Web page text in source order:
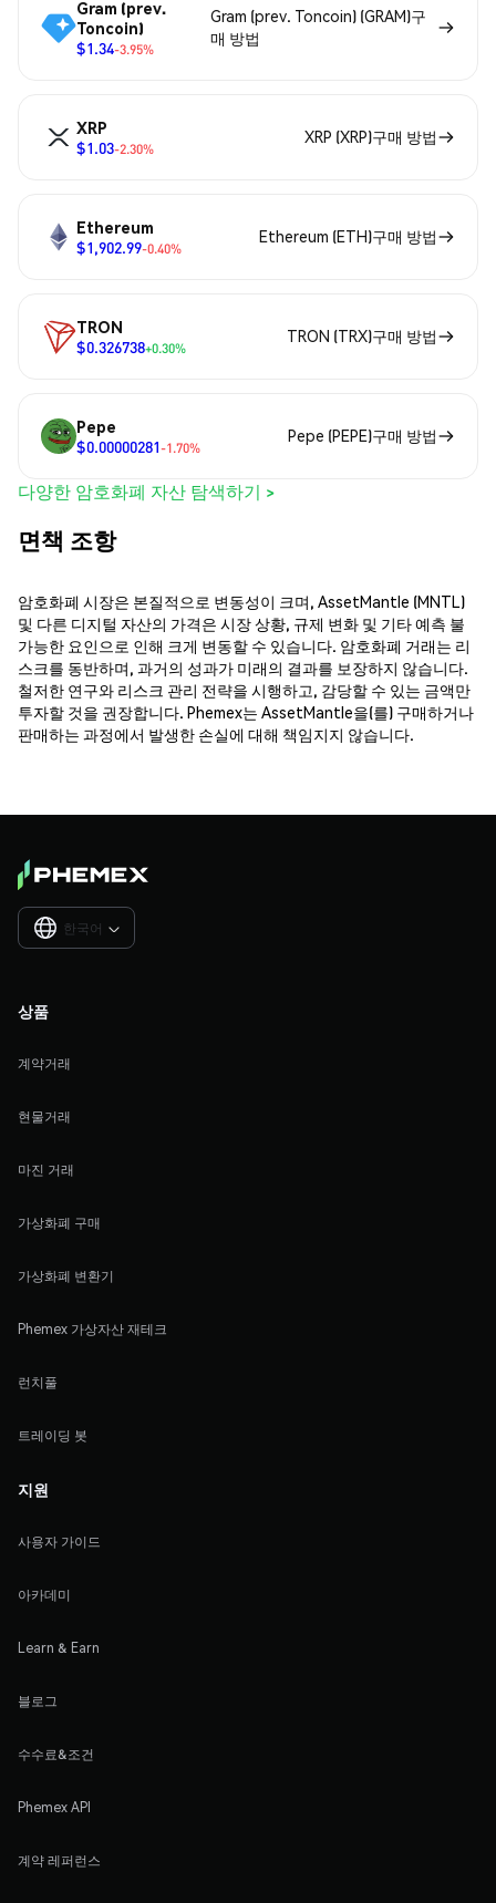
Gram (prev.
Toncoin)
$1.34-3.95%
Gram (prev. Toncoin) (GRAM)구
매 방법
XRP
$1.03-2.30%
XRP (XRP)구매 방법
Ethereum
$1,902.99-0.40%
Ethereum (ETH)구매 방법
TRON
$0.326738+0.30%
TRON (TRX)구매 방법
Pepe
$0.00000281-1.70%
Pepe (PEPE)구매 방법
다양한 암호화폐 자산 탐색하기 >
면책 조항
암호화폐 시장은 본질적으로 변동성이 크며, AssetMantle (MNTL)
및 다른 디지털 자산의 가격은 시장 상황, 규제 변화 및 기타 예측 불
가능한 요인으로 인해 크게 변동할 수 있습니다. 암호화폐 거래는 리
스크를 동반하며, 과거의 성과가 미래의 결과를 보장하지 않습니다.
철저한 연구와 리스크 관리 전략을 시행하고, 감당할 수 있는 금액만
투자할 것을 권장합니다. Phemex는 AssetMantle을(를) 구매하거나
판매하는 과정에서 발생한 손실에 대해 책임지지 않습니다.
한국어 
상품
계약거래
현물거래
마진 거래
가상화폐 구매
가상화폐 변환기
Phemex 가상자산 재테크
런치풀
트레이딩 봇
지원
사용자 가이드
아카데미
Learn & Earn
블로그
수수료&조건
Phemex API
계약 레퍼런스